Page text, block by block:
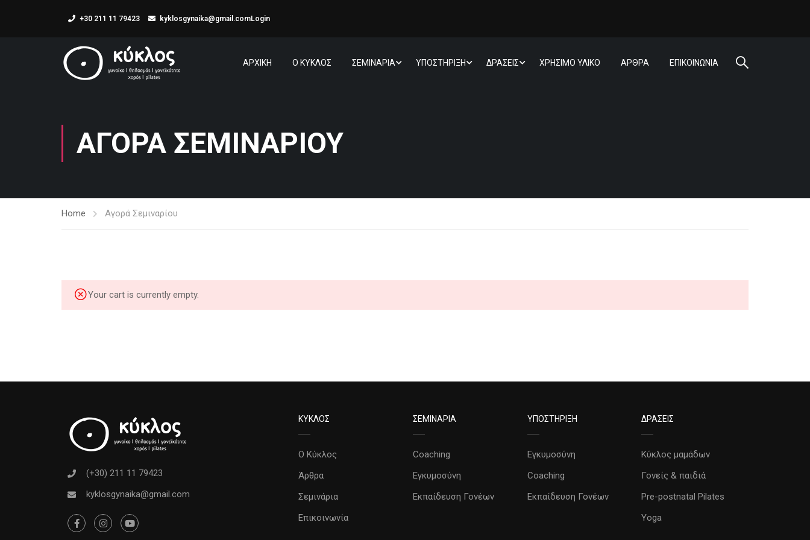
+30 211 11 79423 kyklosgynaika@gmail.comLogin
ΑΡΧΙΚΗ Ο ΚΥΚΛΟΣ ΣΕΜΙΝΑΡΙΑ ΥΠΟΣΤΗΡΙΞΗ ΔΡΑΣΕΙΣ ΧΡΗΣΙΜΟ ΥΛΙΚΟ ΑΡΘΡΑ ΕΠΙΚΟΙΝΩΝΙΑ
ΑΓΟΡΆ ΣΕΜΙΝΑΡΊΟΥ
Home Αγορά Σεμιναρίου
Your cart is currently empty.
(+30) 211 11 79423
kyklosgynaika@gmail.com
ΚΥΚΛΟΣ
Ο Κύκλος
Άρθρα
Σεμινάρια
Επικοινωνία
ΣΕΜΙΝΑΡΙΑ
Coaching
Εγκυμοσύνη
Εκπαίδευση Γονέων
ΥΠΟΣΤΗΡΙΞΗ
Εγκυμοσύνη
Coaching
Εκπαίδευση Γονέων
ΔΡΑΣΕΙΣ
Κύκλος μαμάδων
Γονείς & παιδιά
Pre-postnatal Pilates
Yoga